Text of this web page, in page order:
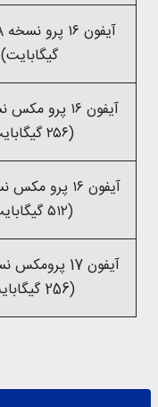
گیگابایت)
(۲۵۶ گیگابایت)
(۵۱۲ گیگابایت)
(256 گیگابایت)